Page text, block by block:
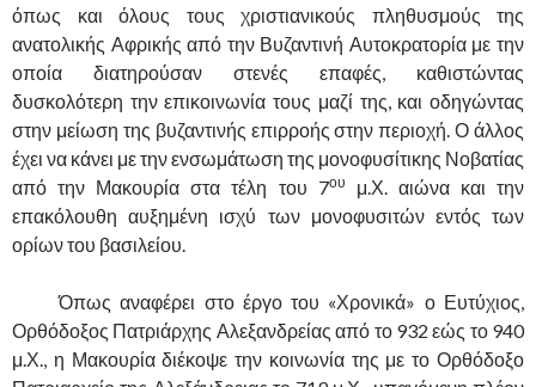
όπως και όλους τους χριστιανικούς πληθυσμούς της
ανατολικής Αφρικής από την Βυζαντινή Αυτοκρατορία με την
οποία διατηρούσαν στενές επαφές, καθιστώντας
δυσκολότερη την επικοινωνία τους μαζί της, και οδηγώντας
στην μείωση της βυζαντινής επιρροής στην περιοχή. Ο άλλος
έχει να κάνει με την ενσωμάτωση της μονοφυσίτικης Νοβατίας
από την Μακουρία στα τέλη του 7ου
μ.Χ. αιώνα και την
επακόλουθη αυξημένη ισχύ των μονοφυσιτών εντός των
ορίων του βασιλείου.
……….Όπως αναφέρει στο έργο του «Χρονικά» ο Ευτύχιος,
Ορθόδοξος Πατριάρχης Αλεξανδρείας από το 932 εώς το 940
μ.Χ., η Μακουρία διέκοψε την κοινωνία της με το Ορθόδοξο